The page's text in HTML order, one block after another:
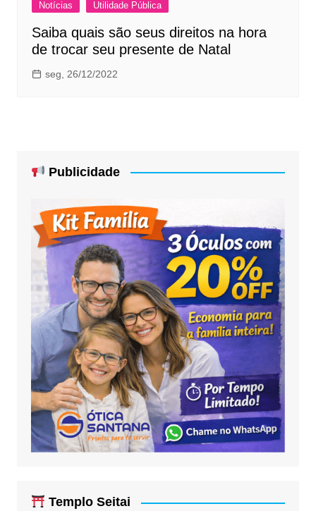
Notícias Utilidade Pública
Saiba quais são seus direitos na hora
de trocar seu presente de Natal
seg, 26/12/2022
Publicidade
Templo Seitai